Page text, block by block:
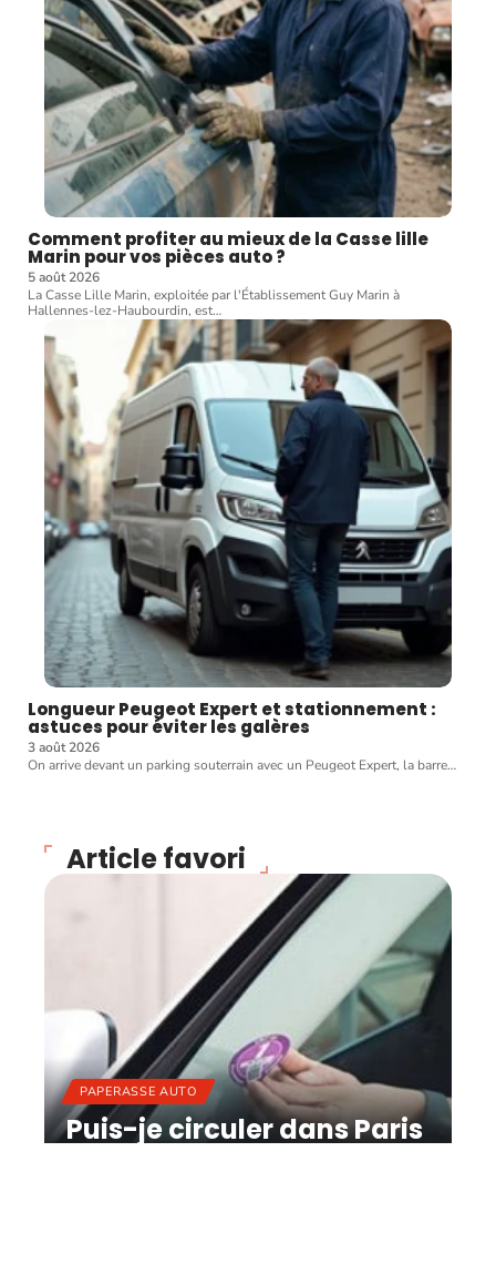
Comment profiter au mieux de la Casse lille
Marin pour vos pièces auto ?
5 août 2026
La Casse Lille Marin, exploitée par l'Établissement Guy Marin à
Hallennes-lez-Haubourdin, est…
Longueur Peugeot Expert et stationnement :
astuces pour éviter les galères
3 août 2026
On arrive devant un parking souterrain avec un Peugeot Expert, la barre…
Article favori
PAPERASSE AUTO
Puis-je circuler dans Paris